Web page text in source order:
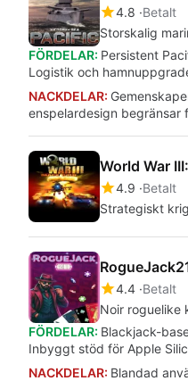
4.8 Betalt
Storskalig
FÖRDELAR: Persistent
Logistik och
NACKDELAR:
enspelardesign begränsar
World War
4.9 Betalt
Strategiskt
4.4 Betalt
Noir roguelike
FÖRDELAR: Blackjack-
Inbyggt stöd för Apple
NACKDELAR: Blandad